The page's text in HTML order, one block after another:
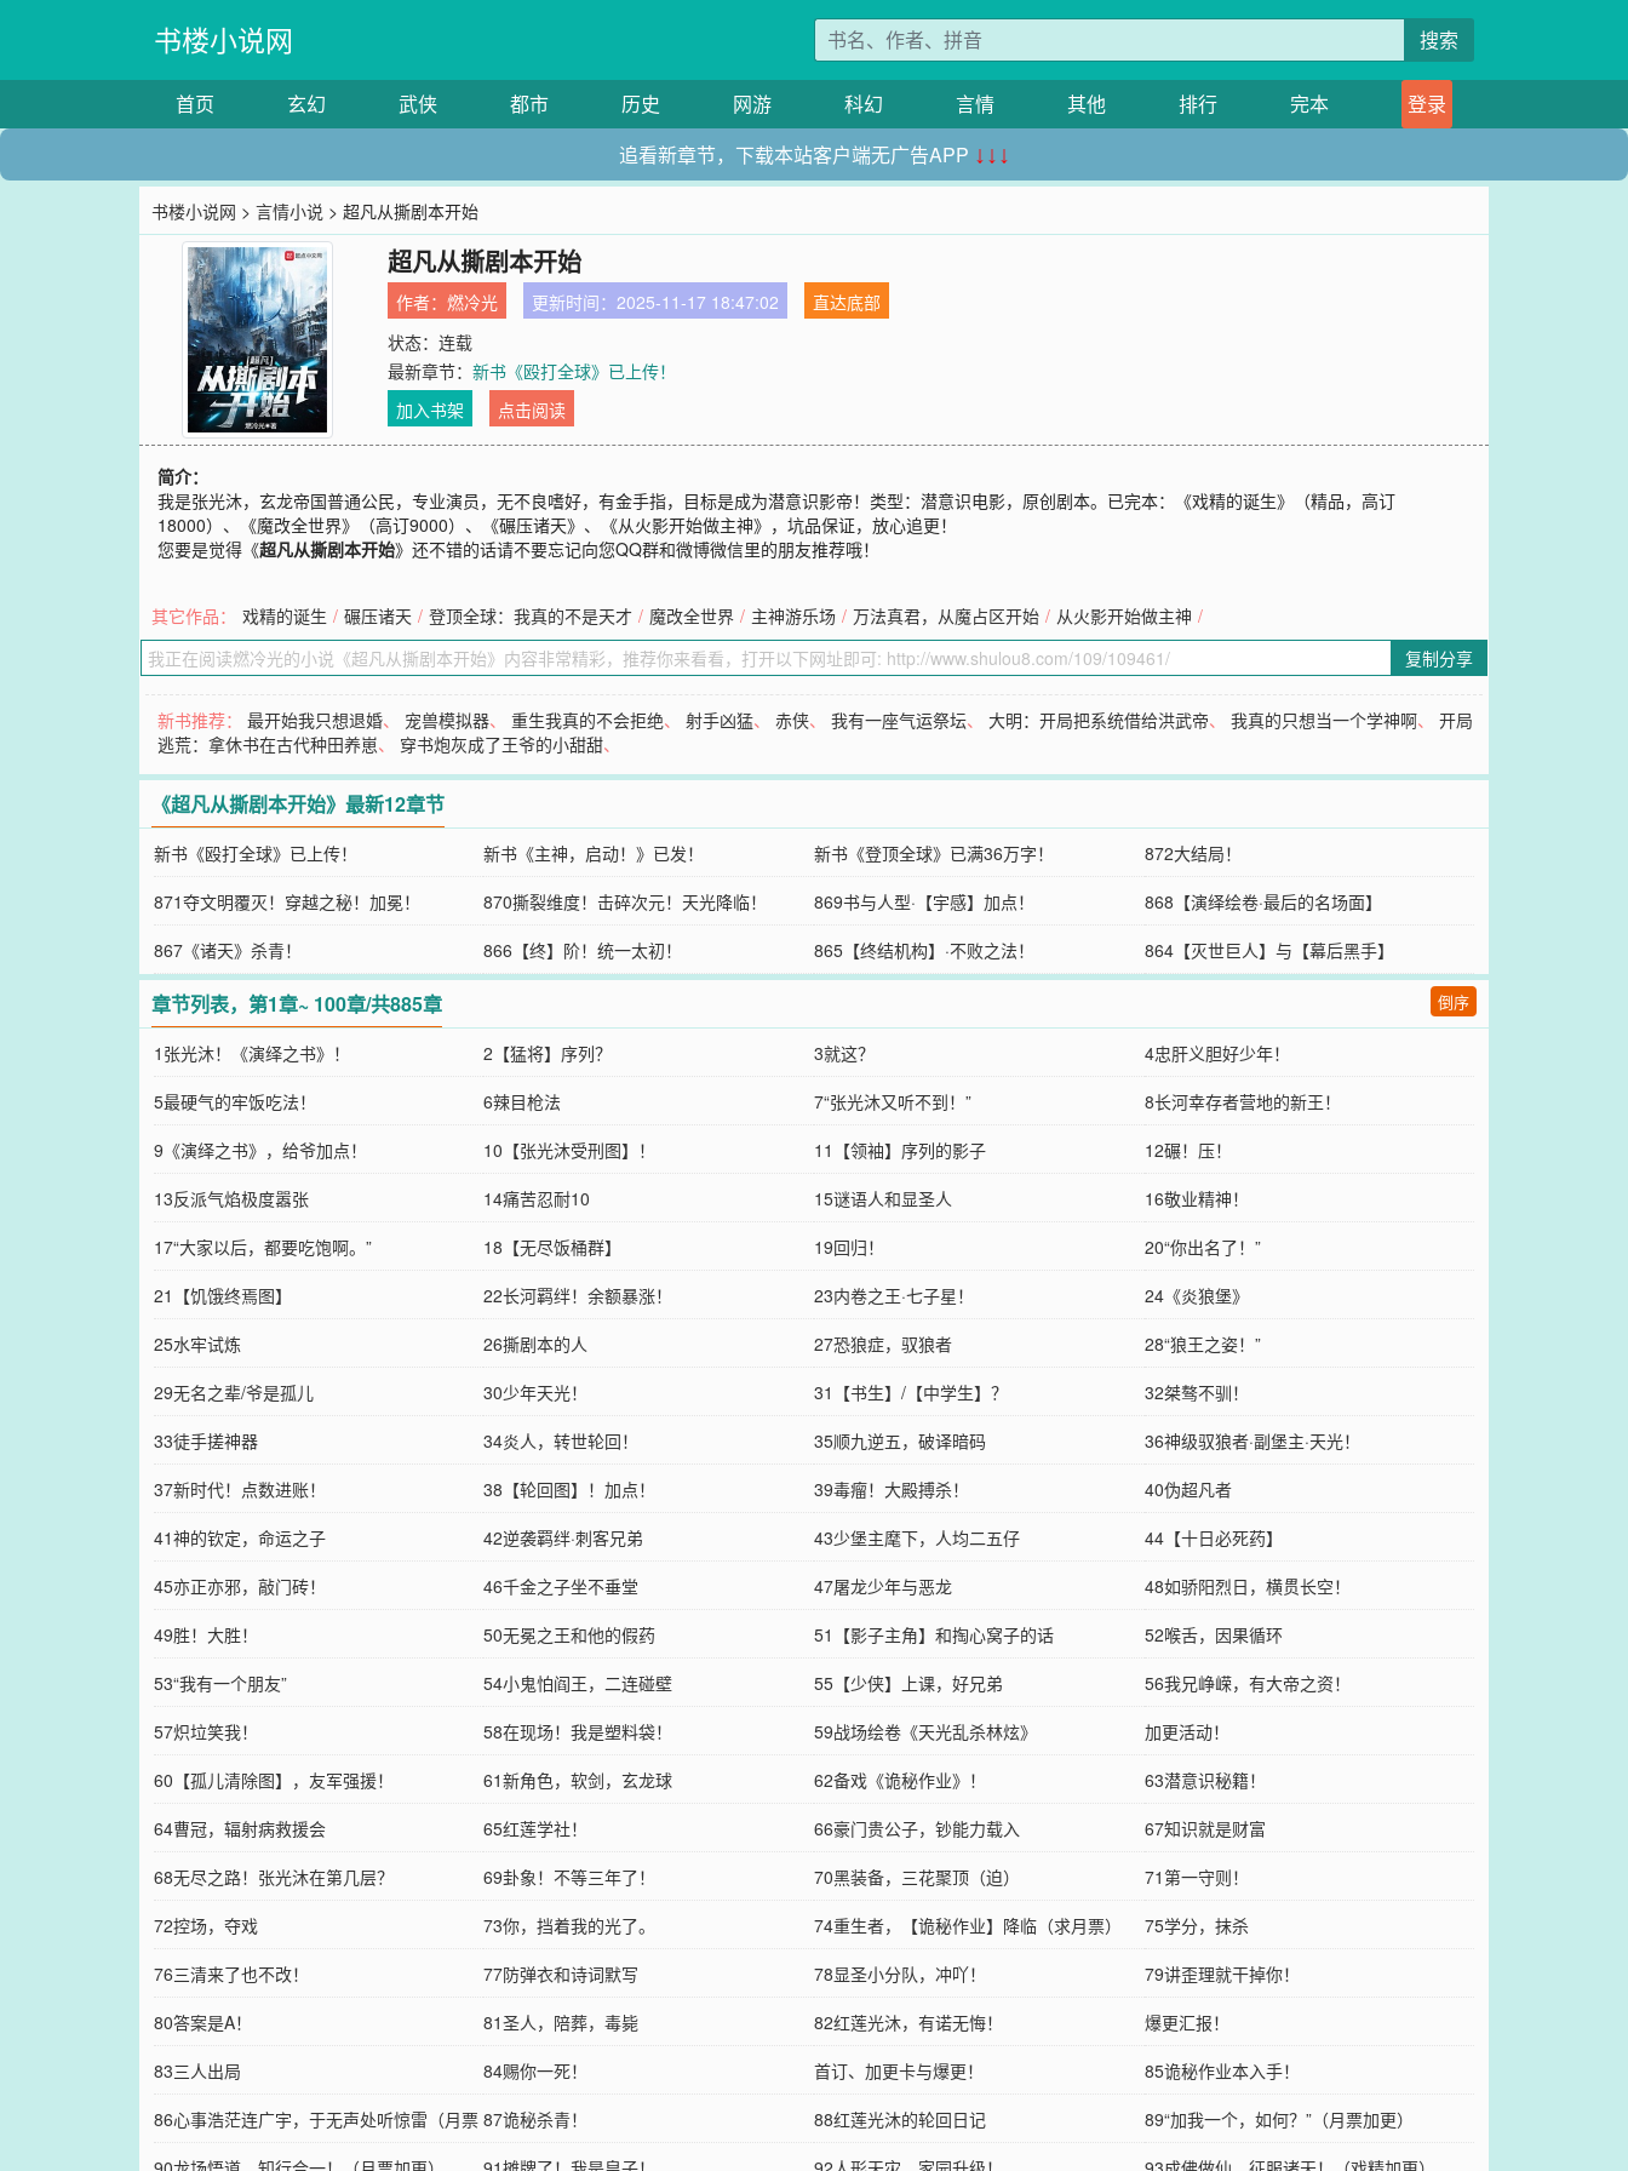
书楼小说网 搜索
首页 玄幻 武侠 都市 历史 网游 科幻 言情 其他 排行 完本
登录
追看新章节，下载本站客户端无广告APP ↓↓↓
书楼小说网 >言情小说 > 超凡从撕剧本开始
超凡从撕剧本开始
作者：燃冷光 更新时间：2025-11-17 18:47:02
直达底部
状态：连载
最新章节：新书《殴打全球》已上传！
加入书架
点击阅读
简介：
我是张光沐，玄龙帝国普通公民，专业演员，无不良嗜好，有金手指，目标是成为潜意识影帝！类型：潜意识电影，原创剧本。已完本：《戏精的诞生》（精品，高订
18000）、《魔改全世界》（高订9000）、《碾压诸天》、《从火影开始做主神》，坑品保证，放心追更！
您要是觉得《超凡从撕剧本开始》还不错的话请不要忘记向您QQ群和微博微信里的朋友推荐哦！
其它作品： 戏精的诞生 / 碾压诸天 / 登顶全球：我真的不是天才 / 魔改全世界 / 主神游乐场 / 万法真君，从魔占区开始 / 从火影开始做主神 /
复制分享
新书推荐：最开始我只想退婚、 宠兽模拟器、重生我真的不会拒绝、射手凶猛、赤侠、我有一座气运祭坛、大明：开局把系统借给洪武帝、我真的只想当一个学神啊、开局
逃荒：拿休书在古代种田养崽、 穿书炮灰成了王爷的小甜甜、
《超凡从撕剧本开始》最新12章节
新书《殴打全球》已上传！ 新书《主神，启动！》已发！ 新书《登顶全球》已满36万字！
872大结局！
871夺文明覆灭！穿越之秘！加冕！
870撕裂维度！击碎次元！天光降临！ 869书与人型·【宇感】加点！
868【演绎绘卷·最后的名场面】
867《诸天》杀青！
866【终】阶！统一太初！ 865【终结机构】·不败之法！ 864【灭世巨人】与【幕后黑手】
章节列表，第1章~ 100章/共885章 倒序
1张光沐！《演绎之书》！ 2【猛将】序列？ 3就这？
4忠肝义胆好少年！
5最硬气的牢饭吃法！
6辣目枪法 7“张光沐又听不到！”
8长河幸存者营地的新王！
9《演绎之书》，给爷加点！
10【张光沐受刑图】！ 11【领袖】序列的影子
12碾！压！
13反派气焰极度嚣张
14痛苦忍耐10 15谜语人和显圣人
16敬业精神！
17“大家以后，都要吃饱啊。”
18【无尽饭桶群】 19回归！
20“你出名了！”
21【饥饿终焉图】
22长河羁绊！余额暴涨！ 23内卷之王·七子星！
24《炎狼堡》
25水牢试炼
26撕剧本的人 27恐狼症，驭狼者
28“狼王之姿！”
29无名之辈/爷是孤儿
30少年天光！ 31【书生】/【中学生】？
32桀骜不驯！
33徒手搓神器
34炎人，转世轮回！ 35顺九逆五，破译暗码
36神级驭狼者·副堡主·天光！
37新时代！点数进账！
38【轮回图】！加点！ 39毒瘤！大殿搏杀！
40伪超凡者
41神的钦定，命运之子
42逆袭羁绊·刺客兄弟 43少堡主麾下，人均二五仔
44【十日必死药】
45亦正亦邪，敲门砖！
46千金之子坐不垂堂 47屠龙少年与恶龙
48如骄阳烈日，横贯长空！
49胜！大胜！
50无冕之王和他的假药 51【影子主角】和掏心窝子的话
52喉舌，因果循环
53“我有一个朋友”
54小鬼怕阎王，二连碰壁 55【少侠】上课，好兄弟
56我兄峥嵘，有大帝之资！
57炽垃笑我！
58在现场！我是塑料袋！ 59战场绘卷《天光乱杀林炫》
加更活动！
60【孤儿清除图】，友军强援！
61新角色，软剑，玄龙球 62备戏《诡秘作业》！
63潜意识秘籍！
64曹冠，辐射病救援会
65红莲学社！ 66豪门贵公子，钞能力载入
67知识就是财富
68无尽之路！张光沐在第几层？
69卦象！不等三年了！ 70黑装备，三花聚顶（迫）
71第一守则！
72控场，夺戏
73你，挡着我的光了。 74重生者，【诡秘作业】降临（求月票）
75学分，抹杀
76三清来了也不改！
77防弹衣和诗词默写 78显圣小分队，冲吖！
79讲歪理就干掉你！
80答案是A！
81圣人，陪葬，毒毙 82红莲光沐，有诺无悔！
爆更汇报！
83三人出局
84赐你一死！ 首订、加更卡与爆更！
85诡秘作业本入手！
86心事浩茫连广宇，于无声处听惊雷（月票 87诡秘杀青！ 88红莲光沐的轮回日记
89“加我一个，如何？”（月票加更）